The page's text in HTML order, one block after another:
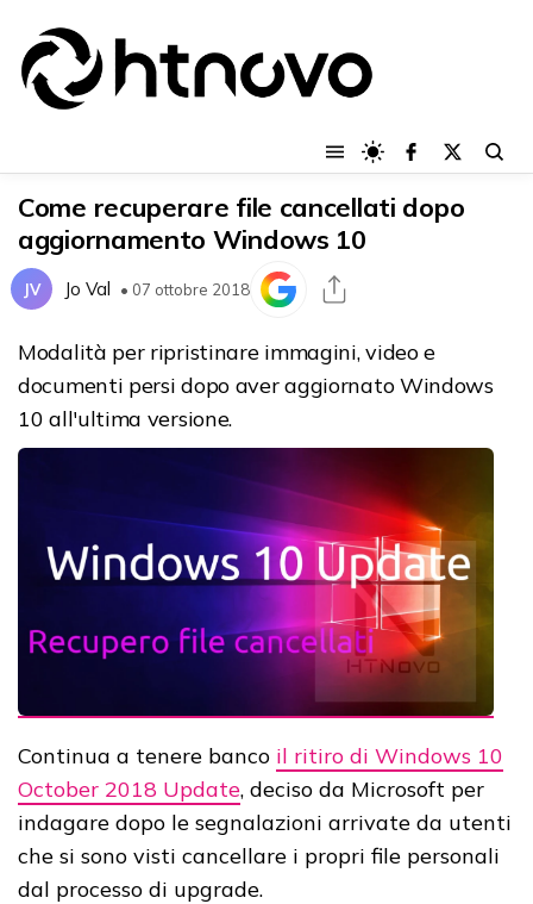
Come recuperare file cancellati dopo
aggiornamento Windows 10
JV Jo Val • 07 ottobre 2018
Modalità per ripristinare immagini, video e
documenti persi dopo aver aggiornato Windows
10 all'ultima versione.
Continua a tenere banco il ritiro di Windows 10
October 2018 Update, deciso da Microsoft per
indagare dopo le segnalazioni arrivate da utenti
che si sono visti cancellare i propri file personali
dal processo di upgrade.